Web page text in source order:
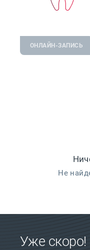
ОНЛАЙН-ЗАПИСЬ
Не
Уже скоро!